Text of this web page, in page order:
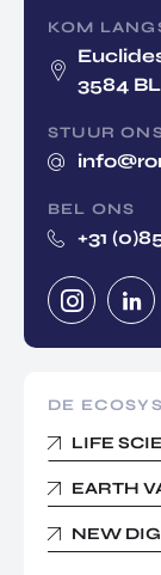
KOM
3584
STUUR
BEL ONS
+31
DE
LIFE
EARTH
NEW